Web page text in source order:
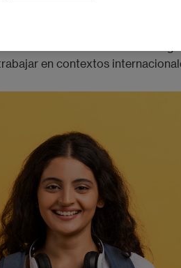
la
de diferentes modelos de
en contextos